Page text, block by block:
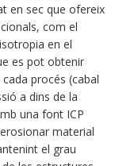
en sec que ofereix
com el
en el
es pot obtenir
procés (cabal
a dins de la
una font ICP
material
el grau